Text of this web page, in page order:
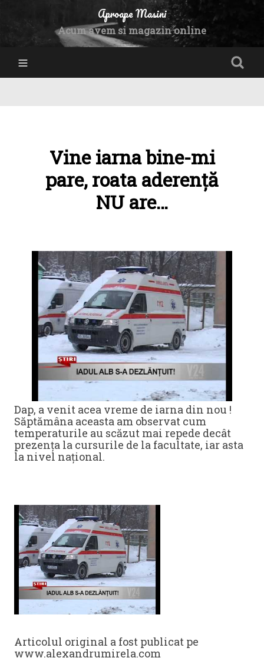
Aproape Masini
Acum avem si magazin online
Vine iarna bine-mi
pare, roata aderență
NU are…
Dap, a venit acea vreme de iarna din nou !
Săptămâna aceasta am observat cum
temperaturile au scăzut mai repede decât
prezența la cursurile de la facultate, iar asta
la nivel național.
Articolul original a fost publicat pe
www.alexandrumirela.com